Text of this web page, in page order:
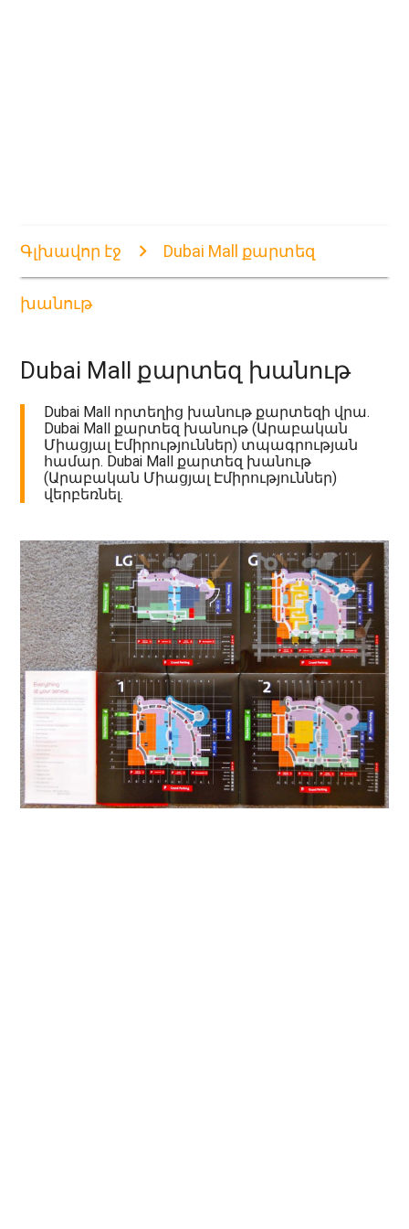
Գլխավոր էջ Dubai Mall քարտեզ
խանութ
Dubai Mall քարտեզ խանութ
Dubai Mall որտեղից խանութ քարտեզի վրա.
Dubai Mall քարտեզ խանութ (Արաբական
Միացյալ Էմիրություններ) տպագրության
համար. Dubai Mall քարտեզ խանութ
(Արաբական Միացյալ Էմիրություններ)
վերբեռնել.